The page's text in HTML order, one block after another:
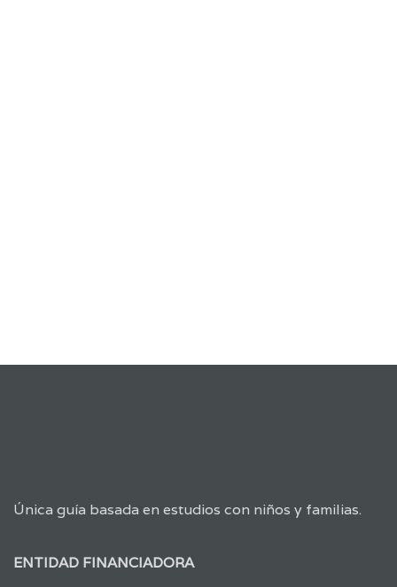
Única guía basada en estudios con niños y familias.
ENTIDAD FINANCIADORA